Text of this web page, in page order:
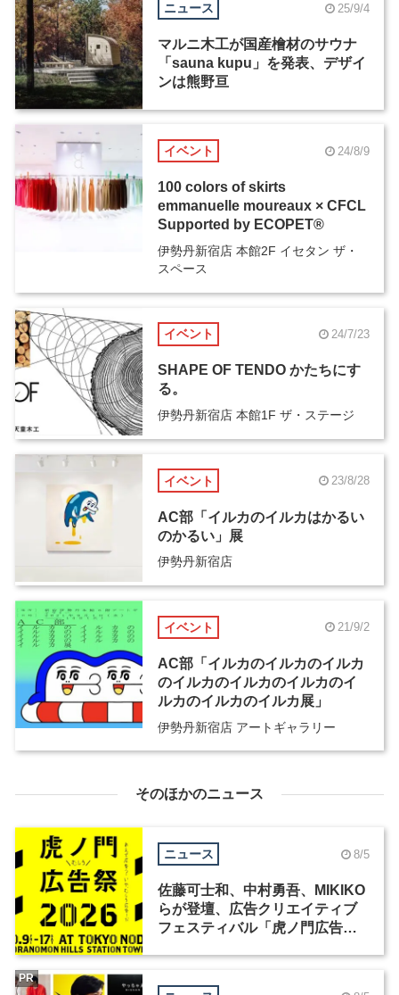
ニュース 25/9/4
マルニ木工が国産檜材のサウナ
「sauna kupu」を発表、デザイ
ンは熊野亘
イベント 24/8/9
100 colors of skirts
emmanuelle moureaux × CFCL
Supported by ECOPET®
伊勢丹新宿店 本館2F イセタン ザ・
スペース
イベント 24/7/23
SHAPE OF TENDO かたちにす
る。
伊勢丹新宿店 本館1F ザ・ステージ
イベント 23/8/28
AC部「イルカのイルカはかるい
のかるい」展
伊勢丹新宿店
イベント 21/9/2
AC部「イルカのイルカのイルカ
のイルカのイルカのイルカのイ
ルカのイルカのイルカ展」
伊勢丹新宿店 アートギャラリー
そのほかのニュース
ニュース 8/5
佐藤可士和、中村勇吾、MIKIKO
らが登壇、広告クリエイティブ
フェスティバル「虎ノ門広告
PR